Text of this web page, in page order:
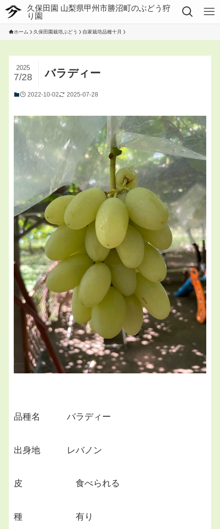
ホーム 久保田園栽培ぶどう 自家栽培品種十月
バラディー
2025
7/28
2022-10-02 2025-07-28
品種名 バラディー
出身地 レバノン
皮 食べられる
種 有り